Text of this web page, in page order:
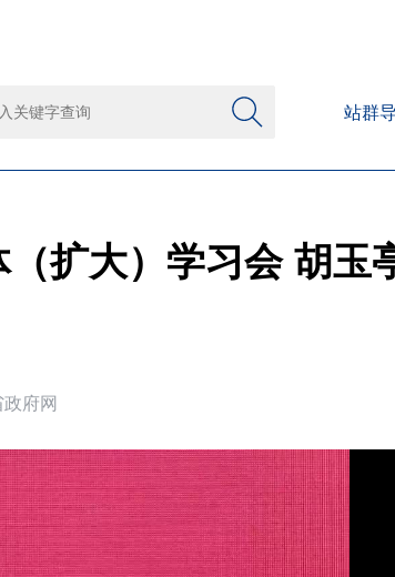
站群
扩大）学习会 胡玉
府网